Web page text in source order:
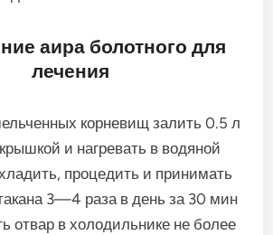
аира болотного для
лечения
корневищ залить 0.5 л
и нагревать в водяной
процедить и принимать
3—4 раза в день за 30 мин
отвар в холодильнике не более